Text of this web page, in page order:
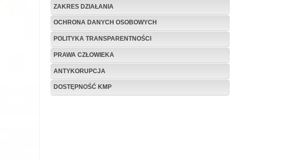
ZAKRES DZIAŁANIA
OCHRONA DANYCH OSOBOWYCH
POLITYKA TRANSPARENTNOŚCI
PRAWA CZŁOWIEKA
ANTYKORUPCJA
DOSTĘPNOŚĆ KMP